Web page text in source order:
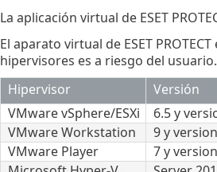
La aplicación virtual de ESET
El aparato virtual de ESET
hipervisores es a riesgo del usuario.
Hipervisor
Versión
VMware vSphere/ESXi
6.5 y
VMware Workstation
9 y
VMware Player
7 y